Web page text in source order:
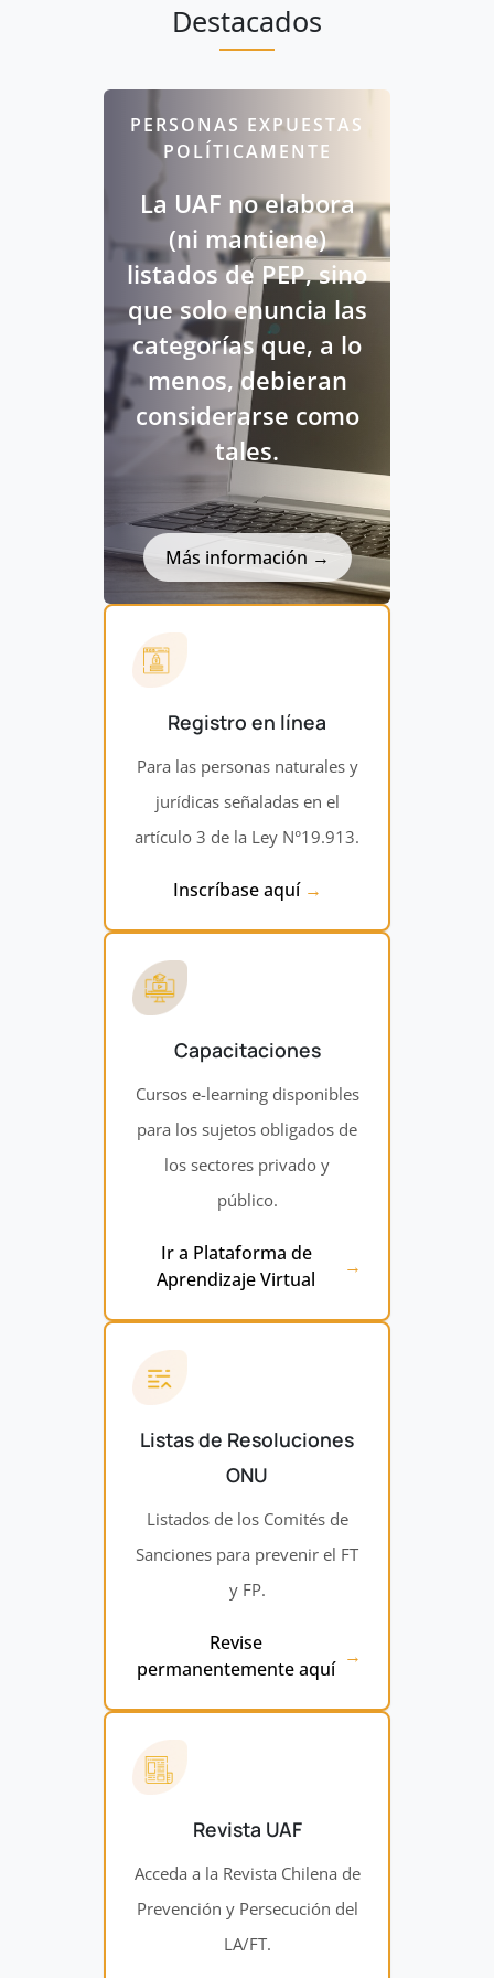
Destacados
PERSONAS EXPUESTAS
POLÍTICAMENTE
La UAF no elabora
(ni mantiene)
listados de PEP, sino
que solo enuncia las
categorías que, a lo
menos, debieran
considerarse como
tales.
Más información
Registro en línea
Para las personas naturales y
jurídicas señaladas en el
artículo 3 de la Ley N°19.913.
Inscríbase aquí
Capacitaciones
Cursos e-learning disponibles
para los sujetos obligados de
los sectores privado y
público.
Ir a Plataforma de
Aprendizaje Virtual
Listas de Resoluciones
ONU
Listados de los Comités de
Sanciones para prevenir el FT
y FP.
Revise
permanentemente aquí
Revista UAF
Acceda a la Revista Chilena de
Prevención y Persecución del
LA/FT.